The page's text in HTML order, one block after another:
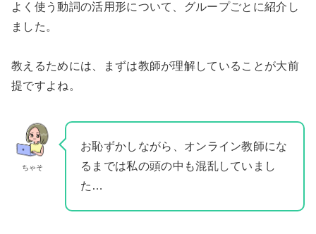
よく使う動詞の活用形について、グループごとに紹介し
ました。
教えるためには、まずは教師が理解していることが大前
提ですよね。
ちゃそ
お恥ずかしながら、オンライン教師にな
るまでは私の頭の中も混乱していまし
た…